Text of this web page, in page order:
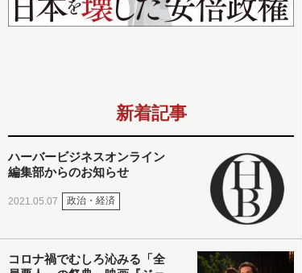
新着記事
ハーバービジネスオンライン
編集部からのお知らせ
2021.05.07 政治・経済
コロナ禍でむしろ沁みる「全